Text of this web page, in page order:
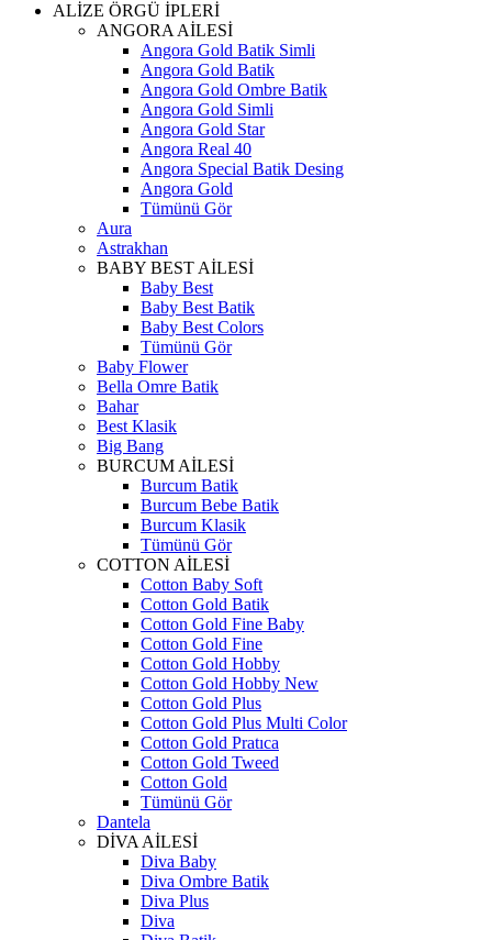
ALİZE ÖRGÜ İPLERİ
ANGORA AİLESİ
Angora Gold Batik Simli
Angora Gold Batik
Angora Gold Ombre Batik
Angora Gold Simli
Angora Gold Star
Angora Real 40
Angora Special Batik Desing
Angora Gold
Tümünü Gör
Aura
Astrakhan
BABY BEST AİLESİ
Baby Best
Baby Best Batik
Baby Best Colors
Tümünü Gör
Baby Flower
Bella Omre Batik
Bahar
Best Klasik
Big Bang
BURCUM AİLESİ
Burcum Batik
Burcum Bebe Batik
Burcum Klasik
Tümünü Gör
COTTON AİLESİ
Cotton Baby Soft
Cotton Gold Batik
Cotton Gold Fine Baby
Cotton Gold Fine
Cotton Gold Hobby
Cotton Gold Hobby New
Cotton Gold Plus
Cotton Gold Plus Multi Color
Cotton Gold Pratıca
Cotton Gold Tweed
Cotton Gold
Tümünü Gör
Dantela
DİVA AİLESİ
Diva Baby
Diva Ombre Batik
Diva Plus
Diva